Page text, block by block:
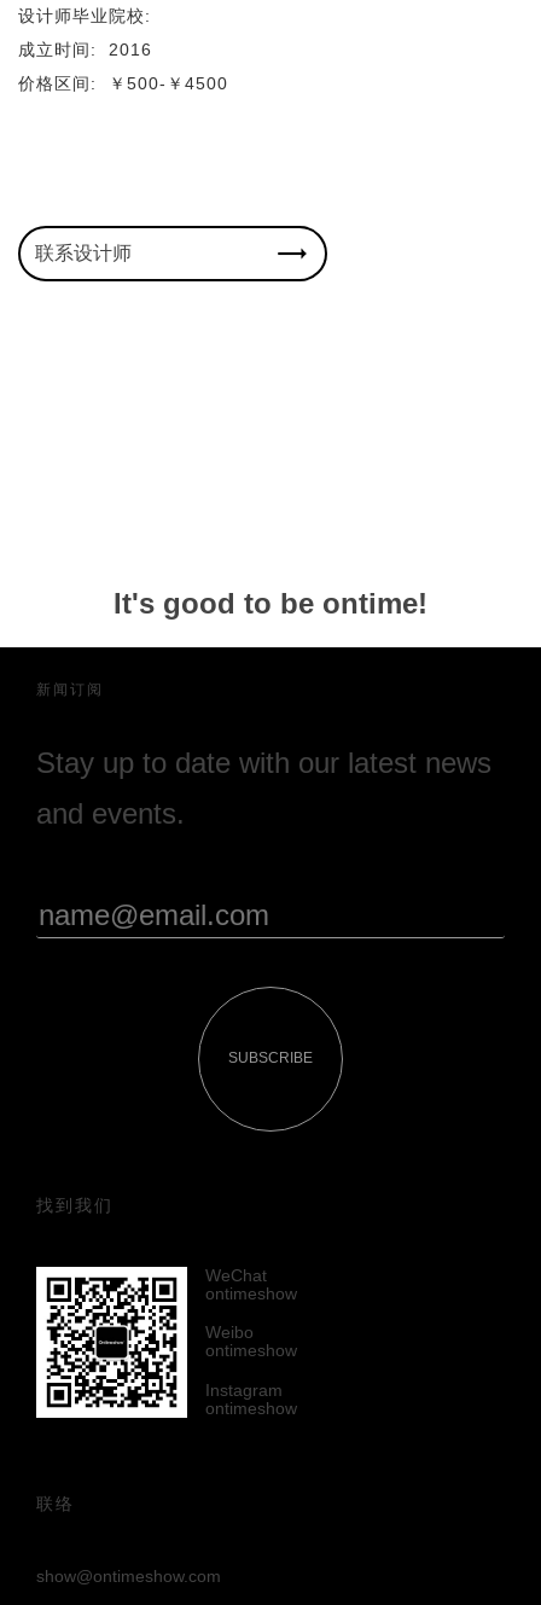
设计师毕业院校:
成立时间:
2016
价格区间:
￥500-￥4500
联系设计师
It's good to be ontime!
新闻订阅
Stay up to date with our latest news
and events.
SUBSCRIBE
找到我们
WeChat
ontimeshow
Weibo
ontimeshow
Instagram
ontimeshow
联络
show@ontimeshow.com